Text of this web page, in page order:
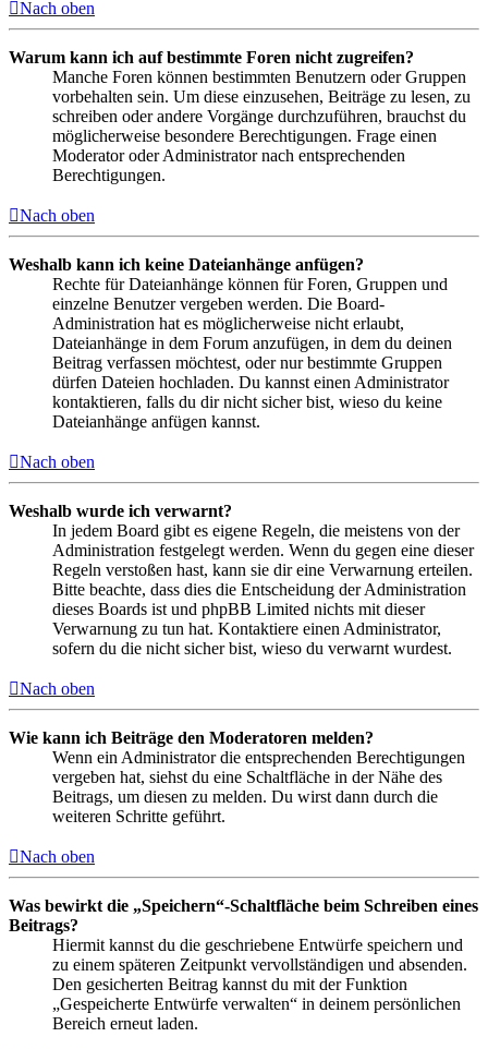
Nach oben
Warum kann ich auf bestimmte Foren nicht zugreifen?
Manche Foren können bestimmten Benutzern oder Gruppen
vorbehalten sein. Um diese einzusehen, Beiträge zu lesen, zu
schreiben oder andere Vorgänge durchzuführen, brauchst du
möglicherweise besondere Berechtigungen. Frage einen
Moderator oder Administrator nach entsprechenden
Berechtigungen.
Nach oben
Weshalb kann ich keine Dateianhänge anfügen?
Rechte für Dateianhänge können für Foren, Gruppen und
einzelne Benutzer vergeben werden. Die Board-
Administration hat es möglicherweise nicht erlaubt,
Dateianhänge in dem Forum anzufügen, in dem du deinen
Beitrag verfassen möchtest, oder nur bestimmte Gruppen
dürfen Dateien hochladen. Du kannst einen Administrator
kontaktieren, falls du dir nicht sicher bist, wieso du keine
Dateianhänge anfügen kannst.
Nach oben
Weshalb wurde ich verwarnt?
In jedem Board gibt es eigene Regeln, die meistens von der
Administration festgelegt werden. Wenn du gegen eine dieser
Regeln verstoßen hast, kann sie dir eine Verwarnung erteilen.
Bitte beachte, dass dies die Entscheidung der Administration
dieses Boards ist und phpBB Limited nichts mit dieser
Verwarnung zu tun hat. Kontaktiere einen Administrator,
sofern du die nicht sicher bist, wieso du verwarnt wurdest.
Nach oben
Wie kann ich Beiträge den Moderatoren melden?
Wenn ein Administrator die entsprechenden Berechtigungen
vergeben hat, siehst du eine Schaltfläche in der Nähe des
Beitrags, um diesen zu melden. Du wirst dann durch die
weiteren Schritte geführt.
Nach oben
Was bewirkt die „Speichern“-Schaltfläche beim Schreiben eines
Beitrags?
Hiermit kannst du die geschriebene Entwürfe speichern und
zu einem späteren Zeitpunkt vervollständigen und absenden.
Den gesicherten Beitrag kannst du mit der Funktion
„Gespeicherte Entwürfe verwalten“ in deinem persönlichen
Bereich erneut laden.